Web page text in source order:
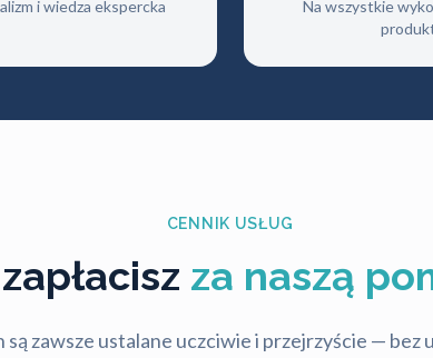
i wiedza ekspercka
Na wszystkie
CENNIK USŁUG
za naszą
są zawsze ustalane uczciwie i przejrzyście —